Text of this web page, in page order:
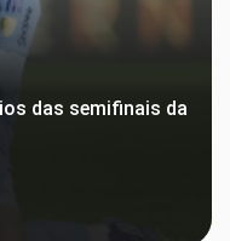
das semifinais da